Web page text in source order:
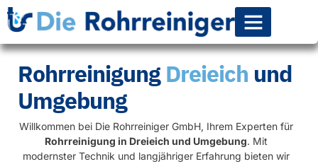
RohrreinigungDreieich und
Umgebung
Willkommen bei Die Rohrreiniger GmbH, Ihrem Experten für
Rohrreinigung in Dreieich und Umgebung. Mit
modernster Technik und langjähriger Erfahrung bieten wir